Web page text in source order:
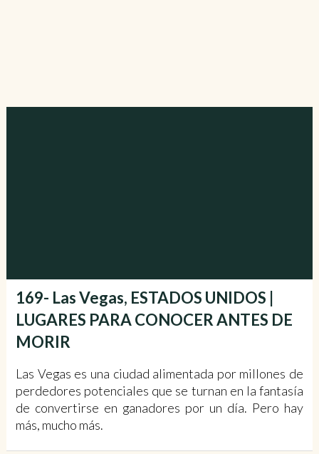
169- Las Vegas, ESTADOS UNIDOS |
LUGARES PARA CONOCER ANTES DE
MORIR
Las Vegas es una ciudad alimentada por millones de
perdedores potenciales que se turnan en la fantasía
de convertirse en ganadores por un día. Pero hay
más, mucho más.